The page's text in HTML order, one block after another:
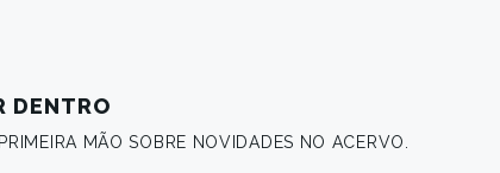
DENTRO
MÃO SOBRE NOVIDADES NO ACERVO.